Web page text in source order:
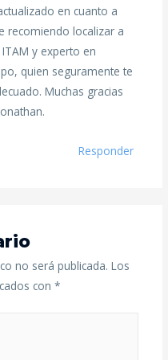
en cuanto a
recomiendo localizar a
y experto en
quien seguramente te
Muchas gracias
Responder
no será publicada. Los
con *